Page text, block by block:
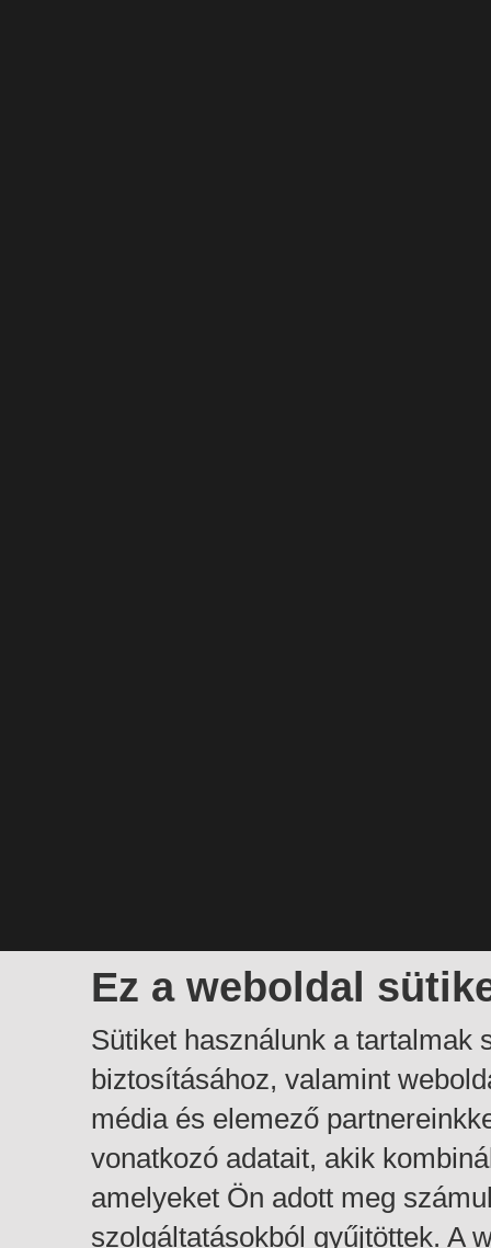
Ez a weboldal
Sütiket használunk a tartalmak
biztosításához, valamint
média és elemező
vonatkozó adatait, akik
amelyeket Ön adott meg
szolgáltatásokból gyűjtöttek. A